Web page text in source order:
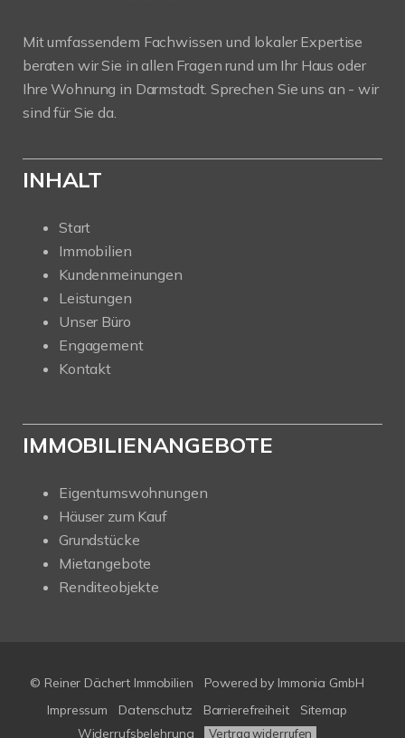
Mit umfassendem Fachwissen und lokaler Expertise
beraten wir Sie in allen Fragen rund um Ihr Haus oder
Ihre Wohnung in Darmstadt. Sprechen Sie uns an - wir
sind für Sie da.
INHALT
Start
Immobilien
Kundenmeinungen
Leistungen
Unser Büro
Engagement
Kontakt
IMMOBILIENANGEBOTE
Eigentumswohnungen
Häuser zum Kauf
Grundstücke
Mietangebote
Renditeobjekte
© Reiner Dächert Immobilien Powered by Immonia GmbH
Impressum
Datenschutz Barrierefreiheit
Sitemap
Widerrufsbelehrung
Vertrag widerrufen